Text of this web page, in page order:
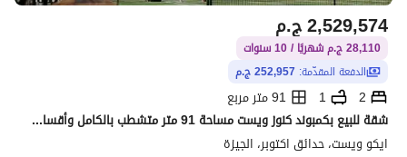
ج.م2,529,574
28,110 ج.م شهريًا / 10 سنوات
الدفعة المقدّمة: 252,957 ج.م
2
1
91 متر مربع
شقة للبيع بكمبوند كنوز ويست مساحة 91 متر متشطب بالكامل وأقساط علي 10 سنوات بأميز فيو بحدائق اكتوبر
ايكو ويست، حدائق اكتوبر، الجيزة